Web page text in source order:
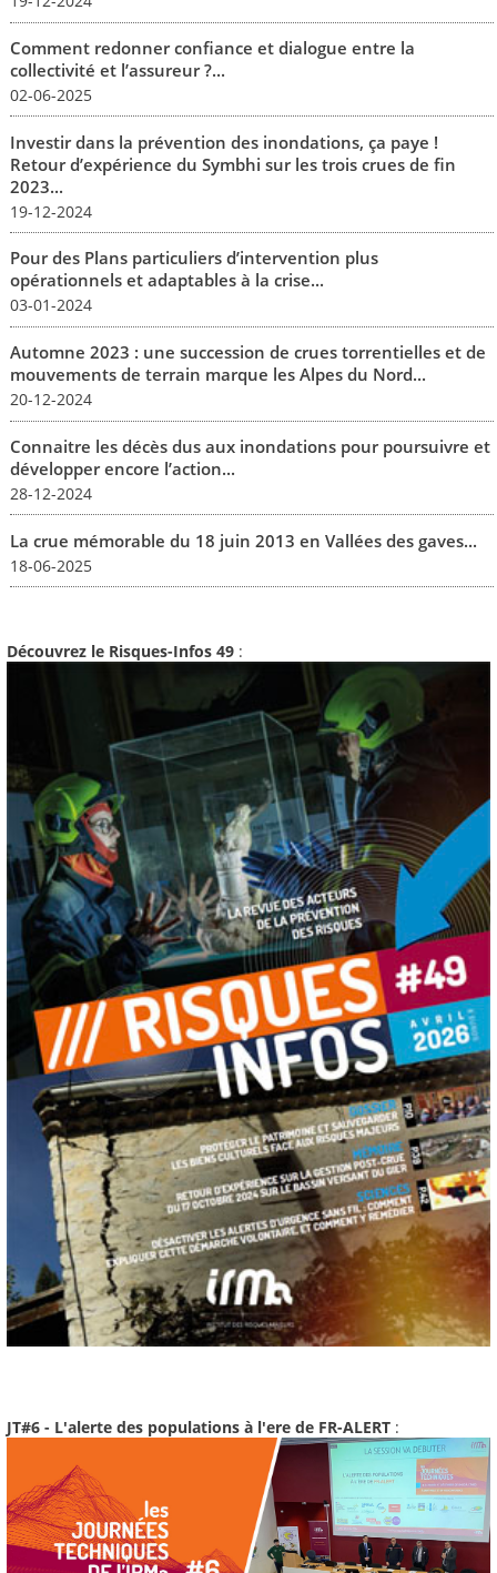
Comment redonner confiance et dialogue entre la
collectivité et l’assureur ?...
02-06-2025
Investir dans la prévention des inondations, ça paye !
Retour d’expérience du Symbhi sur les trois crues de fin
2023...
19-12-2024
Pour des Plans particuliers d’intervention plus
opérationnels et adaptables à la crise...
03-01-2024
Automne 2023 : une succession de crues torrentielles et de
mouvements de terrain marque les Alpes du Nord...
20-12-2024
Connaitre les décès dus aux inondations pour poursuivre et
développer encore l’action...
28-12-2024
La crue mémorable du 18 juin 2013 en Vallées des gaves...
18-06-2025
Découvrez le Risques-Infos 49 :
JT#6 - L'alerte des populations à l'ere de FR-ALERT :